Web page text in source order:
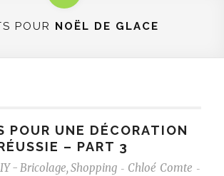
POUR NOËL DE GLACE
POUR UNE DÉCORATION
– PART 3
- Bricolage, Shopping - Chloé Comte -